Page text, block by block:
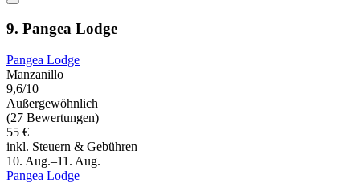
9. Pangea Lodge
Pangea Lodge
Manzanillo
9,6/10
Außergewöhnlich
(27 Bewertungen)
55 €
inkl. Steuern & Gebühren
10. Aug.–11. Aug.
Pangea Lodge